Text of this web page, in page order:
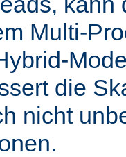
Multi-
die
nicht